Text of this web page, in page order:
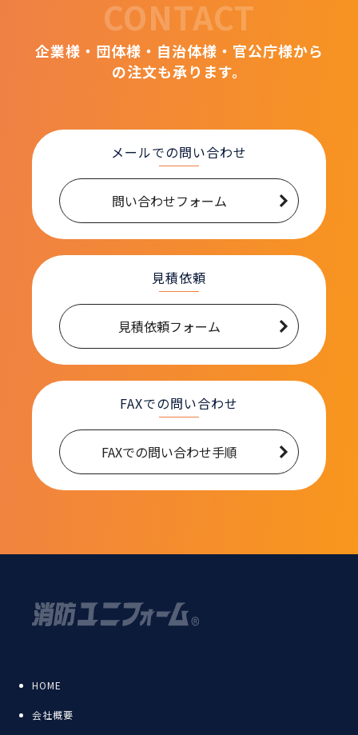
CONTACT
企業様・団体様・自治体様・官公庁様から
の注文も承ります。
メールでの問い合わせ
問い合わせフォーム
見積依頼
見積依頼フォーム
FAXでの問い合わせ
FAXでの問い合わせ手順
HOME
会社概要